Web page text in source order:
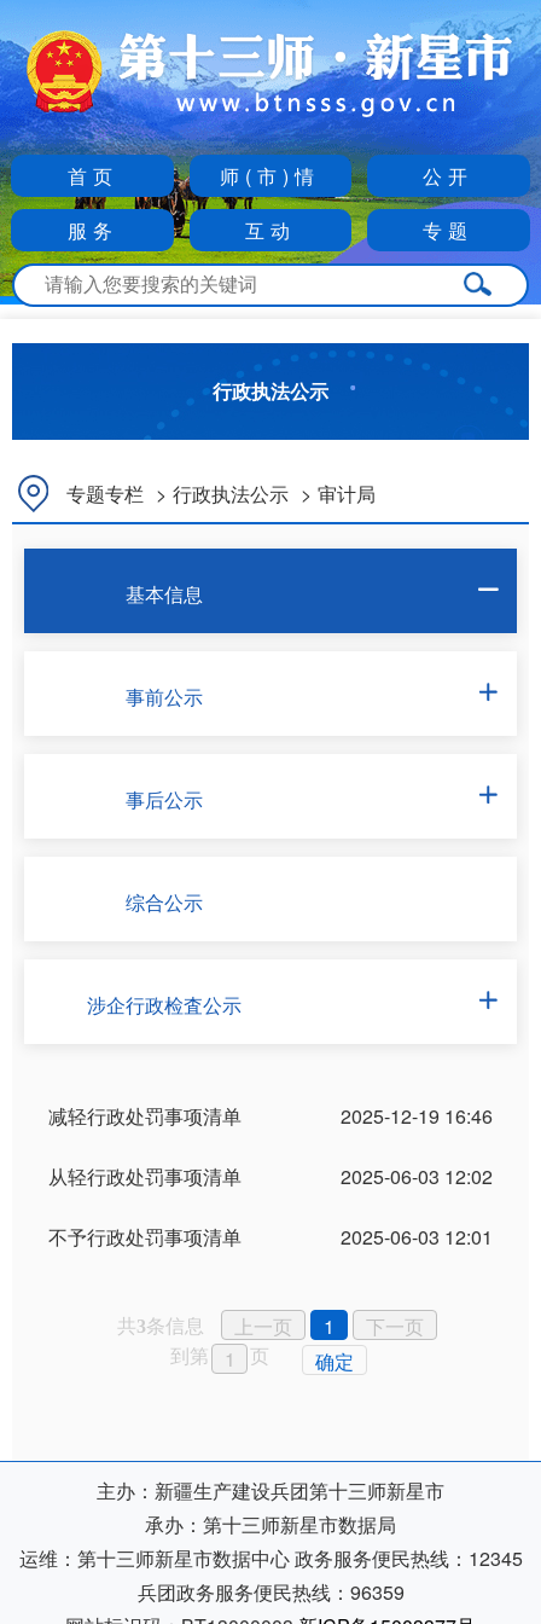
首页 师(市)情
公开
服务
互动 专题
行政执法公示
专题专栏 > 行政执法公示 > 审计局
基本信息 
事前公示 
事后公示 
综合公示
涉企行政检査公示 
2025-12-19 16:46
减轻行政处罚事项清单
2025-06-03 12:02
从轻行政处罚事项清单
2025-06-03 12:01
不予行政处罚事项清单
共3条信息 上一页 1
下一页
到第
页 确定
主办：新疆生产建设兵团第十三师新星市
承办：第十三师新星市数据局
运维：第十三师新星市数据中心政务服务便民热线：12345
兵团政务服务便民热线：96359